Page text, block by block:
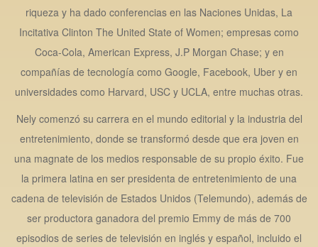
riqueza y ha dado conferencias en las Naciones Unidas, La
Incitativa Clinton The United State of Women; empresas como
Coca-Cola, American Express, J.P Morgan Chase; y en
compañías de tecnología como Google, Facebook, Uber y en
universidades como Harvard, USC y UCLA, entre muchas otras.
Nely comenzó su carrera en el mundo editorial y la industria del
entretenimiento, donde se transformó desde que era joven en
una magnate de los medios responsable de su propio éxito. Fue
la primera latina en ser presidenta de entretenimiento de una
cadena de televisión de Estados Unidos (Telemundo), además de
ser productora ganadora del premio Emmy de más de 700
episodios de series de televisión en inglés y español, incluido el